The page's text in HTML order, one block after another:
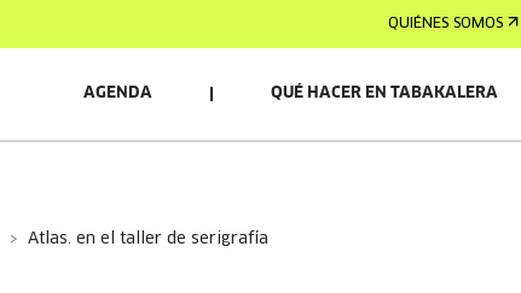
QUIÉNES SOMOS
AGENDA QUÉ HACER EN TABAKALERA
atlas. en el taller de serigrafía